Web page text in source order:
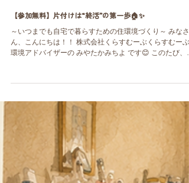
7月13日
【参加無料】片付けは“終活”の第一歩🏠✨
～いつまでも自宅で暮らすための住環境づくり～ みなさ
ん、こんにちは！！ 株式会社くらすむーぶくらすむーぶ
環境アドバイザーの みやたかみちよ です😊 このたび、加
賀屋・粉浜地域包括支援センター様からお声がけいただ
き、7月18日（土）に開催される実践セミナーに登壇させ
ていただくことになりました！！ 今回のテーマは、 「片